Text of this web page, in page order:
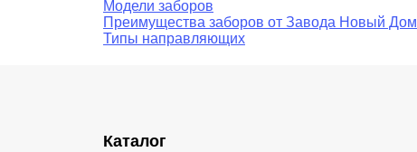
Модели заборов
Преимущества заборов от Завода Новый Дом
Типы направляющих
Каталог